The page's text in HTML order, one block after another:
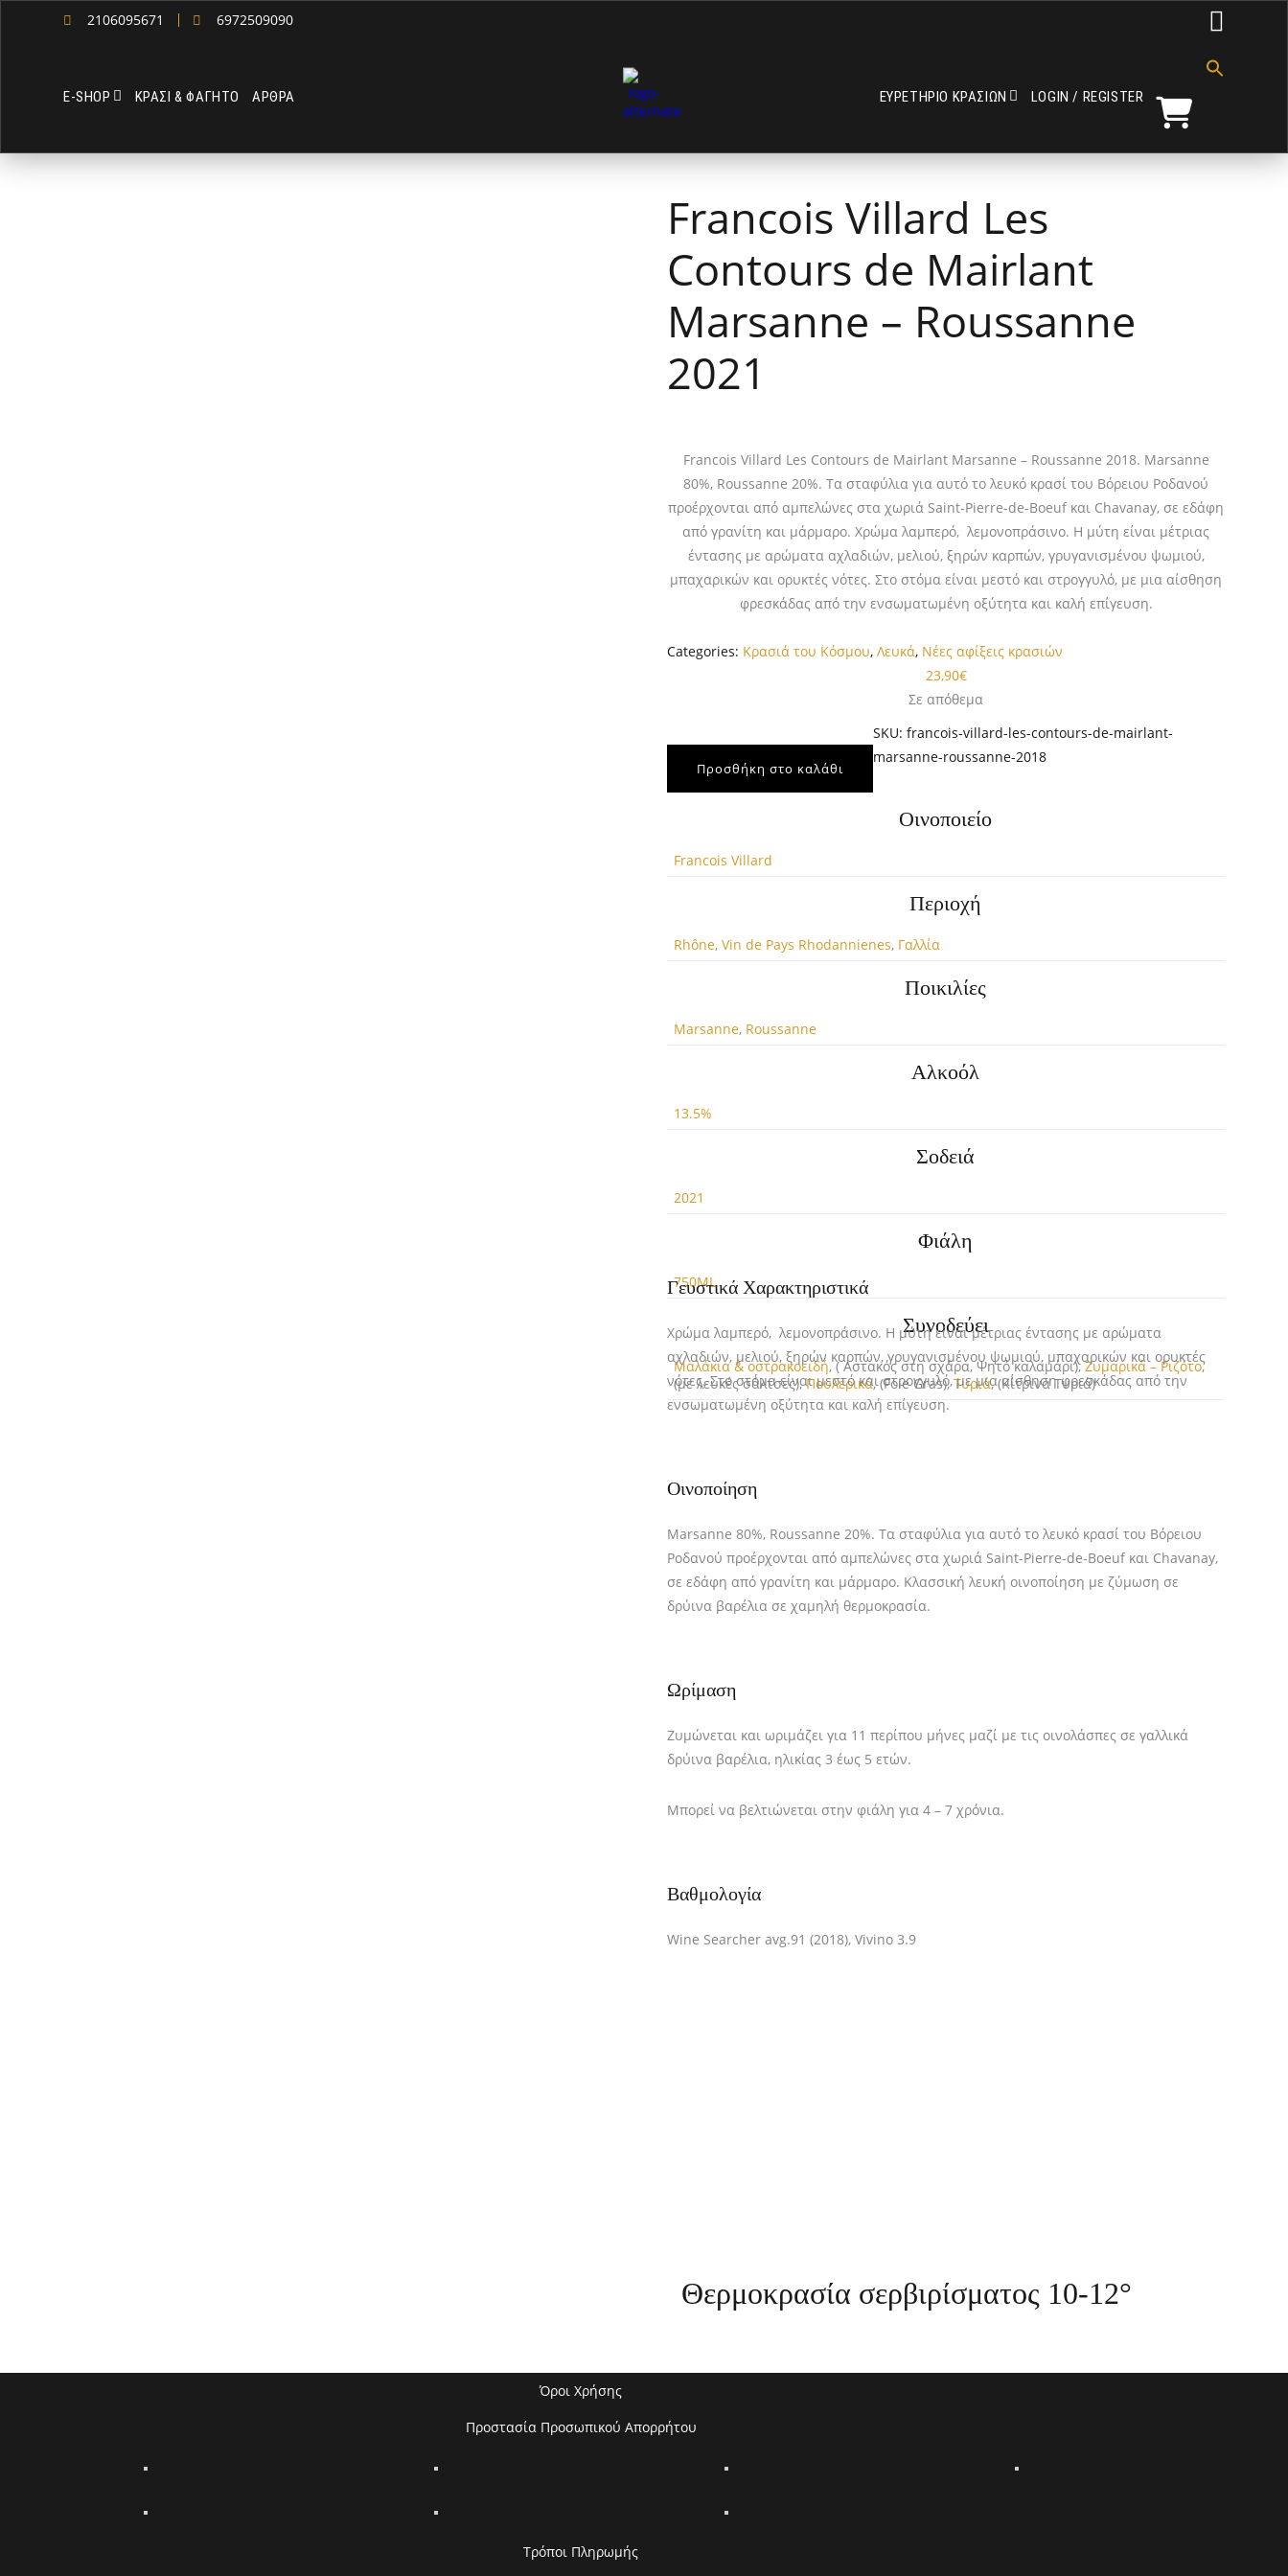
2106095671 6972509090 
Ε-SHOP ΚΡΑΣΙ & ΦΑΓΗΤΟ ΑΡΘΡΑ ΕΥΡΕΤΗΡΙΟ ΚΡΑΣΙΩΝ LOGIN / REGISTER
Francois Villard Les
Contours de Mairlant
Marsanne – Roussanne
2021
Francois Villard Les Contours de Mairlant Marsanne – Roussanne 2018. Marsanne
80%, Roussanne 20%. Τα σταφύλια για αυτό το λευκό κρασί του Βόρειου Ροδανού
προέρχονται από αμπελώνες στα χωριά Saint-Pierre-de-Boeuf και Chavanay, σε εδάφη
από γρανίτη και μάρμαρο. Χρώμα λαμπερό, λεμονοπράσινο. Η μύτη είναι μέτριας
έντασης με αρώματα αχλαδιών, μελιού, ξηρών καρπών, γρυγανισμένου ψωμιού,
μπαχαρικών και ορυκτές νότες. Στο στόμα είναι μεστό και στρογγυλό, με μια αίσθηση
φρεσκάδας από την ενσωματωμένη οξύτητα και καλή επίγευση.
Categories: Κρασιά του Κόσμου,Λευκά, Νέες αφίξεις κρασιών
23,90€
Σε απόθεμα
Προσθήκη στο καλάθι
SKU:francois-villard-les-contours-de-mairlant-
marsanne-roussanne-2018
Οινοποιείο
Francois Villard
Περιοχή
Rhône,Vin de Pays Rhodannienes, Γαλλία
Ποικιλίες
Marsanne, Roussanne
Αλκοόλ
13.5%
Σοδειά
2021
Φιάλη
750ML
Συνοδεύει
Μαλάκια & οστρακοειδή, ( Αστακός στη σχάρα, Ψητό καλαμάρι),Ζυμαρικά – Ριζότο,
(με λευκές σάλτσες),Πουλερικά, (Foie Gras),Τυριά, (Κίτρινα Τυριά)
Γευστικά Χαρακτηριστικά
Χρώμα λαμπερό, λεμονοπράσινο. Η μύτη είναι μέτριας έντασης με αρώματα
αχλαδιών, μελιού, ξηρών καρπών, γρυγανισμένου ψωμιού, μπαχαρικών και ορυκτές
νότες. Στο στόμα είναι μεστό και στρογγυλό, με μια αίσθηση φρεσκάδας από την
ενσωματωμένη οξύτητα και καλή επίγευση.
Οινοποίηση
Marsanne 80%, Roussanne 20%. Τα σταφύλια για αυτό το λευκό κρασί του Βόρειου
Ροδανού προέρχονται από αμπελώνες στα χωριά Saint-Pierre-de-Boeuf και Chavanay,
σε εδάφη από γρανίτη και μάρμαρο. Κλασσική λευκή οινοποίηση με ζύμωση σε
δρύινα βαρέλια σε χαμηλή θερμοκρασία.
Ωρίμαση
Ζυμώνεται και ωριμάζει για 11 περίπου μήνες μαζί με τις οινολάσπες σε γαλλικά
δρύινα βαρέλια, ηλικίας 3 έως 5 ετών.
Μπορεί να βελτιώνεται στην φιάλη για 4 – 7 χρόνια.
Βαθμολογία
Wine Searcher avg.91 (2018), Vivino 3.9
Θερμοκρασία σερβιρίσματος 10-12°
Όροι Χρήσης
Προστασία Προσωπικού Απορρήτου
Τρόποι Πληρωμής